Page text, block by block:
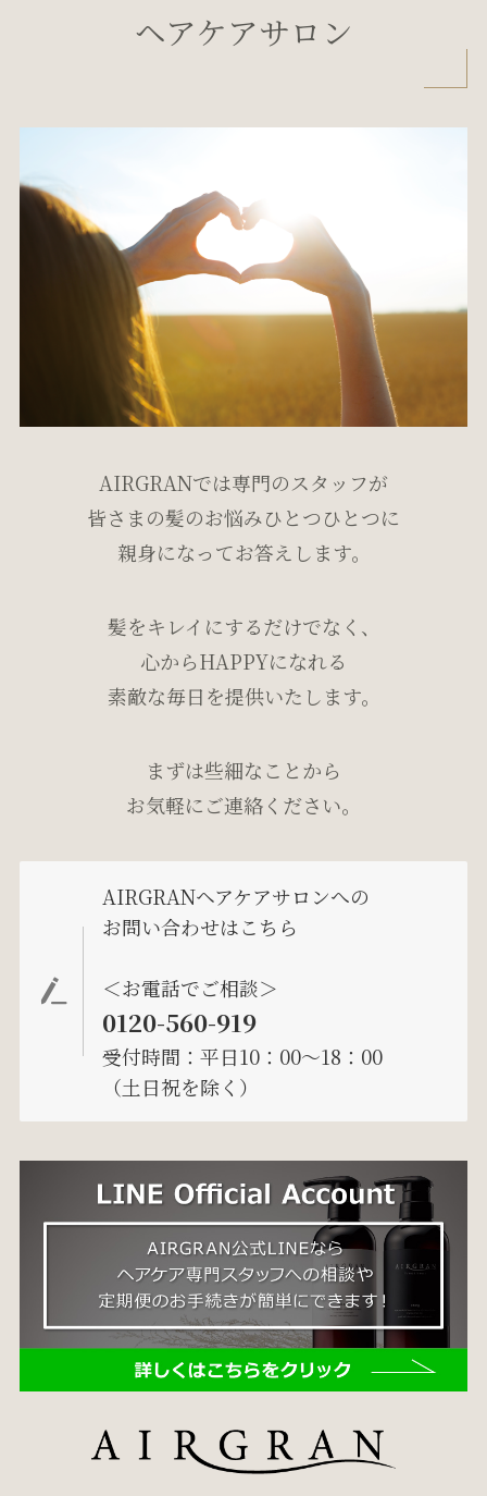
ヘアケアサロン
AIRGRANでは専門のスタッフが
皆さまの髪のお悩みひとつひとつに
親身になってお答えします。
髪をキレイにするだけでなく、
心からHAPPYになれる
素敵な毎日を提供いたします。
まずは些細なことから
お気軽にご連絡ください。
AIRGRANヘアケアサロンへの
お問い合わせはこちら
＜お電話でご相談＞
0120-560-919
受付時間：平日10：00～18：00
（土日祝を除く）